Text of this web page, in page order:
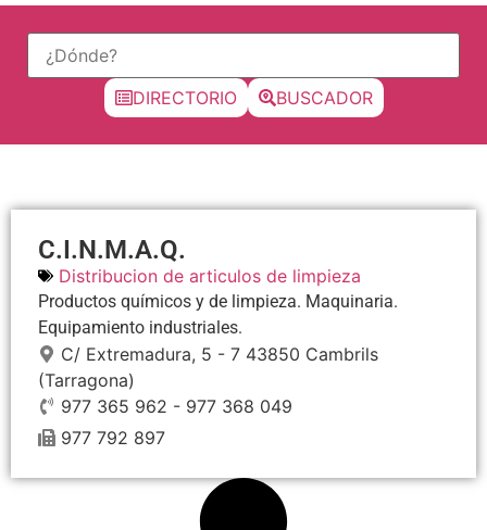
DIRECTORIO BUSCADOR
C.I.N.M.A.Q.
Distribucion de articulos de limpieza
Productos químicos y de limpieza. Maquinaria.
Equipamiento industriales.
C/ Extremadura, 5 - 7 43850 Cambrils
(Tarragona)
977 365 962 - 977 368 049
977 792 897